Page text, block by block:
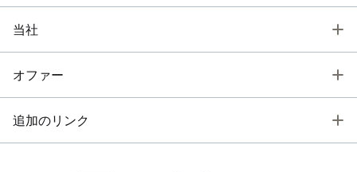
当社
オファー
追加のリンク